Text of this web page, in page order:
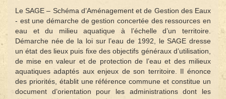
Le SAGE – Schéma d’Aménagement et de Gestion des Eaux
- est une démarche de gestion concertée des ressources en
eau et du milieu aquatique à l’échelle d’un territoire.
Démarche née de la loi sur l’eau de 1992, le SAGE dresse
un état des lieux puis fixe des objectifs généraux d’utilisation,
de mise en valeur et de protection de l’eau et des milieux
aquatiques adaptés aux enjeux de son territoire. Il énonce
des priorités, établit une référence commune et constitue un
document d’orientation pour les administrations dont les